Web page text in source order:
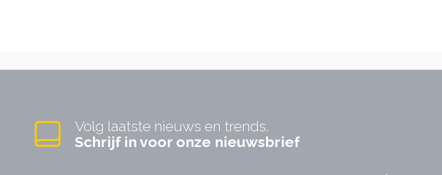
Volg laatste nieuws en trends.
Schrijf in voor onze nieuwsbrief